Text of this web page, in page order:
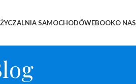
SAMOCHODÓWEBOOKO NAS